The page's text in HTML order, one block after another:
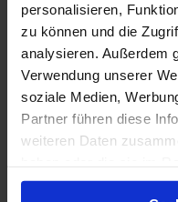
personalisieren,
zu können und die
analysieren. Außerdem
Verwendung unserer
soziale Medien,
Partner führen diese
weiteren Daten
gesammelt haben.
Telefon/Fax:
Dein Text :*